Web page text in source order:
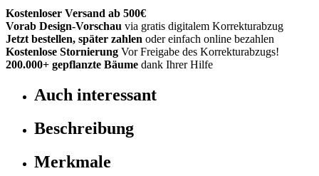
Kostenloser Versand ab 500€
Vorab Design-Vorschau via gratis digitalem Korrekturabzug
Jetzt bestellen, später zahlen oder einfach online bezahlen
Kostenlose Stornierung Vor Freigabe des Korrekturabzugs!
200.000+ gepflanzte Bäume dank Ihrer Hilfe
Auch interessant
Beschreibung
Merkmale